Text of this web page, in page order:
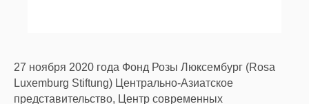
27 ноября 2020 года Фонд Розы Люксембург (Rosa
Luxemburg Stiftung) Центрально-Азиатское
представительство, Центр современных